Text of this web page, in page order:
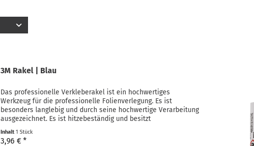
3M Rakel | Blau
Das professionelle Verkleberakel ist ein hochwertiges
Werkzeug für die professionelle Folienverlegung. Es ist
besonders langlebig und durch seine hochwertige Verarbeitung
ausgezeichnet. Es ist hitzebeständig und besitzt
hervorragende...
Inhalt 1 Stück
3,96 € *